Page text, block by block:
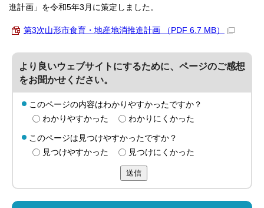
進計画」を令和5年3月に策定しました。
第3次山形市食育・地産地消推進計画 （PDF 6.7 MB）
より良いウェブサイトにするために、ページのご感想
をお聞かせください。
このページの内容はわかりやすかったですか？
わかりやすかった
わかりにくかった
このページは見つけやすかったですか？
見つけやすかった
見つけにくかった
送信